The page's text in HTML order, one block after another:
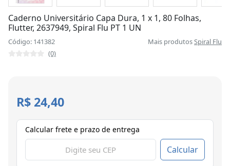
Caderno Universitário Capa Dura, 1 x 1, 80 Folhas,
Flutter, 2637949, Spiral Flu PT 1 UN
Código: 141382 Mais produtosSpiral Flu
(0)
R$ 24,40
Calcular frete e prazo de entrega
Calcular